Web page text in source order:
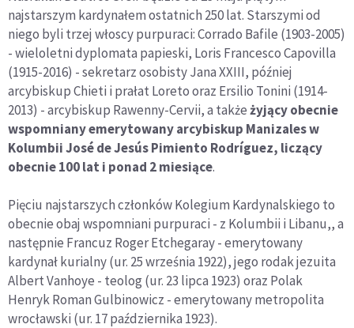
najstarszym kardynałem ostatnich 250 lat. Starszymi od
niego byli trzej włoscy purpuraci: Corrado Bafile (1903-2005)
- wieloletni dyplomata papieski, Loris Francesco Capovilla
(1915-2016) - sekretarz osobisty Jana XXIII, później
arcybiskup Chieti i prałat Loreto oraz Ersilio Tonini (1914-
2013) - arcybiskup Rawenny-Cervii, a takżeżyjący obecnie
wspomniany emerytowany arcybiskup Manizales w
Kolumbii José de Jesús Pimiento Rodríguez, liczący
obecnie 100 lat i ponad 2 miesiące.
Pięciu najstarszych członków Kolegium Kardynalskiego to
obecnie obaj wspomniani purpuraci - z Kolumbii i Libanu,, a
następnie Francuz Roger Etchegaray - emerytowany
kardynał kurialny (ur. 25 września 1922), jego rodak jezuita
Albert Vanhoye - teolog (ur. 23 lipca 1923) oraz Polak
Henryk Roman Gulbinowicz - emerytowany metropolita
wrocławski (ur. 17 października 1923).